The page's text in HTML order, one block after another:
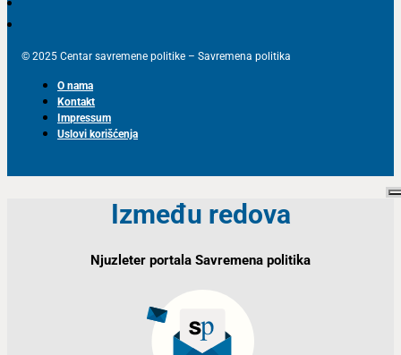
© 2025 Centar savremene politike – Savremena politika
O nama
Kontakt
Impressum
Uslovi korišćenja
Između redova
Njuzleter portala Savremena politika